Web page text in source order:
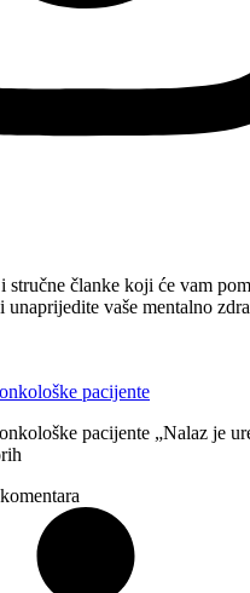
stručne članke koji će vam
unaprijedite vaše mentalno
pacijente
pacijente „Nalaz je